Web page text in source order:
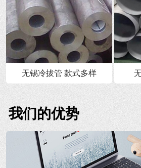
无锡冷拔管 款式多样
我们的优势